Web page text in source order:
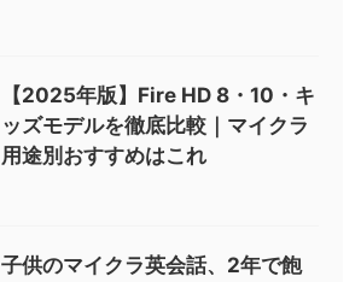
【2025年版】Fire HD 8・10・キ
ッズモデルを徹底比較｜マイクラ
用途別おすすめはこれ
子供のマイクラ英会話、2年で飽